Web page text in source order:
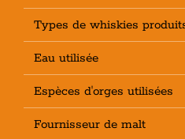
Types de whiskies
Eau utilisée
Espèces d'orges utilisées
Fournisseur de malt